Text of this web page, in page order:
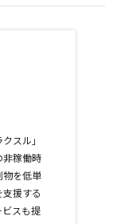
スル」
非稼働時
物を低単
援する
スも提